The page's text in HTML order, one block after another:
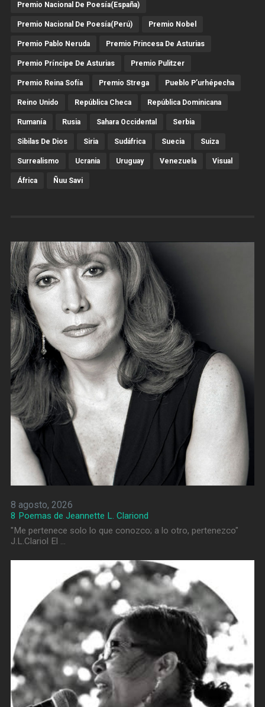
Premio Nacional De Poesía(España)
Premio Nacional De Poesía(Perú) Premio Nobel
Premio Pablo Neruda Premio Princesa De Asturias
Premio Príncipe De Asturias Premio Pulitzer
Premio Reina Sofía Premio Strega Pueblo P’urhépecha
Reino Unido República Checa República Dominicana
Rumanía Rusia Sahara Occidental Serbia
Sibilas De Dios Siria Sudáfrica Suecia Suiza
Surrealismo Ucrania Uruguay Venezuela Visual
África Ñuu Savi
8 agosto, 2026
8 Poemas de Jeannette L. Clariond
"Me pertenece solo lo que conozco; a lo otro, pertenezco"
J.L.Clariol El …